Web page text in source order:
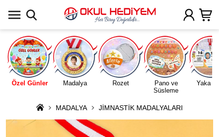
Özel Günler Madalya Rozet
Pano ve
Süsleme
Yaka
MADALYA JİMNASTİK MADALYALARI
Uygulamada Aç